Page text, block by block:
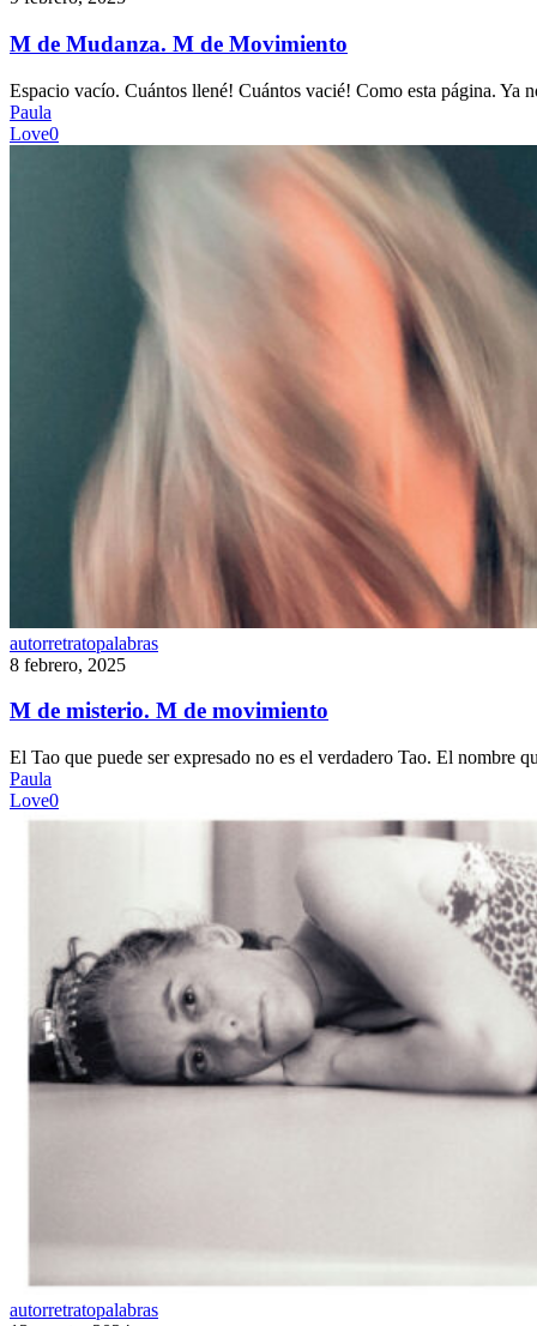
M
de
Movimiento
M de Mudanza. M de Movimiento
Espacio vacío. Cuántos llené! Cuántos vacié! Como esta página. Ya
Paula
Love0
M
de
M
movimiento
autorretratopalabras
8 febrero, 2025
M de misterio. M de movimiento
El Tao que puede ser expresado no es el verdadero Tao. El nombre
Paula
Love0
Aburrimiento
autorretratopalabras